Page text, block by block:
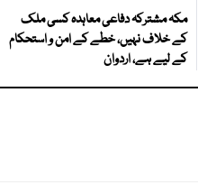
مکہ مشترکہ دفاعی معاہدہ کسی ملک
کے خلاف نہیں، خطے کے امن و استحکام
کے لیے ہے، اردوان